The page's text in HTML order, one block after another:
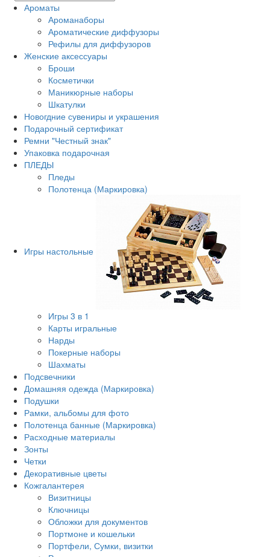
Ароматы
Ароманаборы
Ароматические диффузоры
Рефилы для диффузоров
Женские аксессуары
Броши
Косметички
Маникюрные наборы
Шкатулки
Новогдние сувениры и украшения
Подарочный сертификат
Ремни "Честный знак"
Упаковка подарочная
ПЛЕДЫ
Пледы
Полотенца (Маркировка)
Игры настольные
Игры 3 в 1
Карты игральные
Нарды
Покерные наборы
Шахматы
Подсвечники
Домашняя одежда (Маркировка)
Подушки
Рамки, альбомы для фото
Полотенца банные (Маркировка)
Расходные материалы
Зонты
Четки
Декоративные цветы
Кожгалантерея
Визитницы
Ключницы
Обложки для документов
Портмоне и кошельки
Портфели, Сумки, визитки